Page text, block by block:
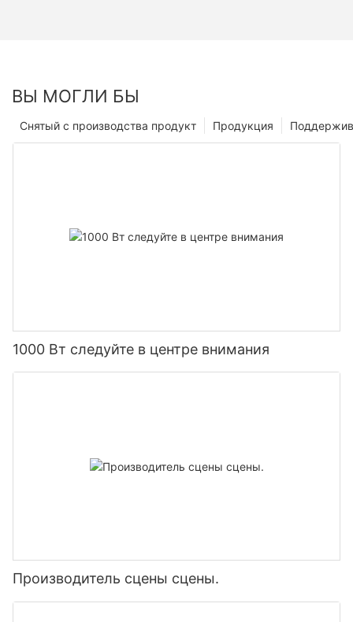
ВЫ МОГЛИ БЫ
Продукция
Снятый с производства продукт
1000 Вт следуйте в центре внимания
Производитель сцены сцены.